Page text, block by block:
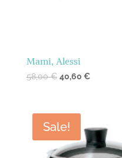
Mami, Alessi
58,00€ 40,60 €
Sale!